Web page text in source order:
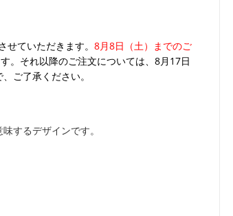
ていただきます。 8月8日（土）までのご
。それ以降のご注文については、8月17日
ご了承ください。
するデザインです。